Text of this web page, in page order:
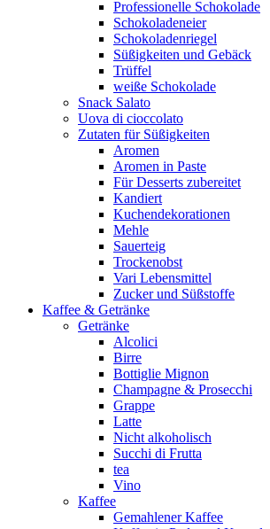
Professionelle Schokolade
Schokoladeneier
Schokoladenriegel
Süßigkeiten und Gebäck
Trüffel
weiße Schokolade
Snack Salato
Uova di cioccolato
Zutaten für Süßigkeiten
Aromen
Aromen in Paste
Für Desserts zubereitet
Kandiert
Kuchendekorationen
Mehle
Sauerteig
Trockenobst
Vari Lebensmittel
Zucker und Süßstoffe
Kaffee & Getränke
Getränke
Alcolici
Birre
Bottiglie Mignon
Champagne & Prosecchi
Grappe
Latte
Nicht alkoholisch
Succhi di Frutta
tea
Vino
Kaffee
Gemahlener Kaffee